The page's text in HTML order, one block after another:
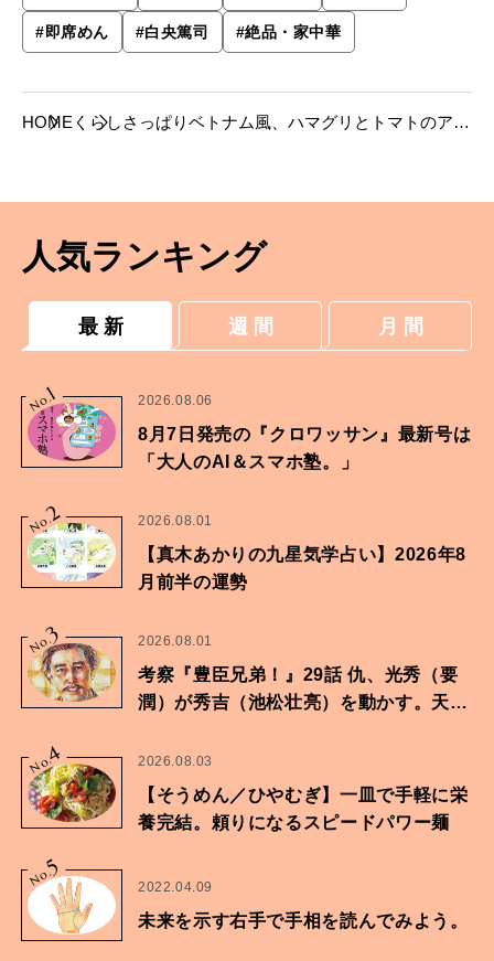
#即席めん #白央篤司 #絶品・家中華
HOME くらし さっぱりベトナム風、ハマグリとトマトのアジ
人気ランキング
最 新 週 間 月 間
No.
1 2026.08.06
8月7日発売の『クロワッサン』最新号は
「大人のAI＆スマホ塾。」
No.2 2026.08.01
【真木あかりの九星気学占い】2026年8
月前半の運勢
No.
3 2026.08.01
考察『豊臣兄弟！』29話 仇、光秀（要
潤）が秀吉（池松壮亮）を動かす。天下
No.
4 2026.08.03
【そうめん／ひやむぎ】一皿で手軽に栄
養完結。頼りになるスピードパワー麺
No.5
2022.04.09
未来を示す右手で手相を読んでみよう。